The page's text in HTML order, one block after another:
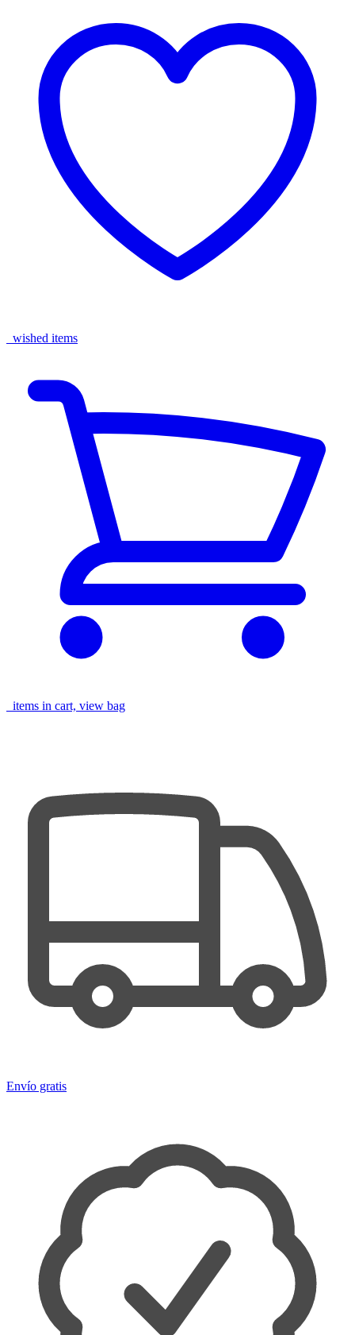
wished items
items in cart, view bag
Envío gratis